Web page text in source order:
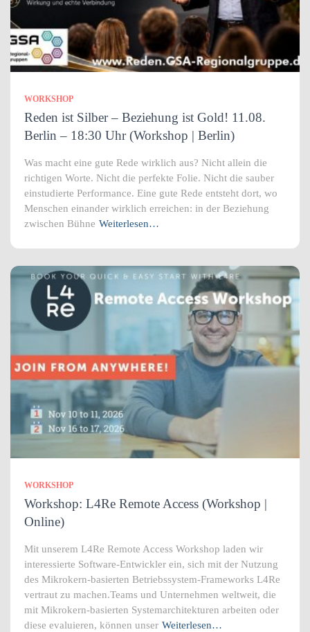
WORKSHOP
Reden ist Silber – Beziehung ist Gold! 11.08.
Berlin – 18:30 Uhr (Workshop | Berlin)
Was macht eine gute Rede wirklich aus? Nicht allein die
richtigen Worte. Nicht die perfekte Folie. Nicht die sauber
einstudierte Performance. Eine gute Rede entsteht dort, wo
Menschen einander wirklich erreichen: in der Beziehung
zwischen Bühne Weiterlesen…
WORKSHOP
Workshop: L4Re Remote Access (Workshop |
Online)
Mit unserem L4Re Remote Access Workshop laden wir
interessierte Software-Entwickler ein, sich mit der Nutzung
des Mikrokern-basierten Betriebssystem-Frameworks L4Re
vertraut zu machen.Teams und Unternehmen weltweit, die
mit Mikrokern-basierten Systemarchitekturen arbeiten oder
diese evaluieren, können unser Weiterlesen…